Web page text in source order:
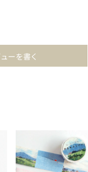
ーを書く